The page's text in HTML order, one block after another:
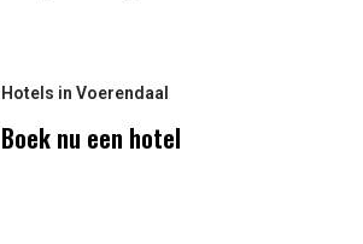
Hotels in Voerendaal
Boek nu een hotel